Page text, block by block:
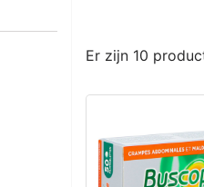
Er zijn 10